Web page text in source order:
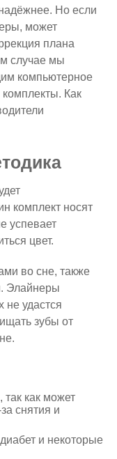
Но если
может
плана
случае мы
компьютерное
Как
комплект носят
успевает
цвет.
во сне, также
Элайнеры
не удастся
зубы от
так как может
снятия и
и некоторые